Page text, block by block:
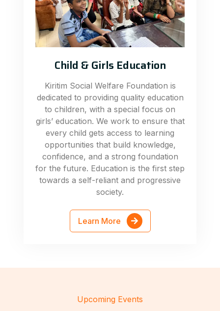
Child & Girls Education
Kiritim Social Welfare Foundation is
dedicated to providing quality education
to children, with a special focus on
girls’ education. We work to ensure that
every child gets access to learning
opportunities that build knowledge,
confidence, and a strong foundation
for the future. Education is the first step
towards a self-reliant and progressive
society.
Learn More
Upcoming Events